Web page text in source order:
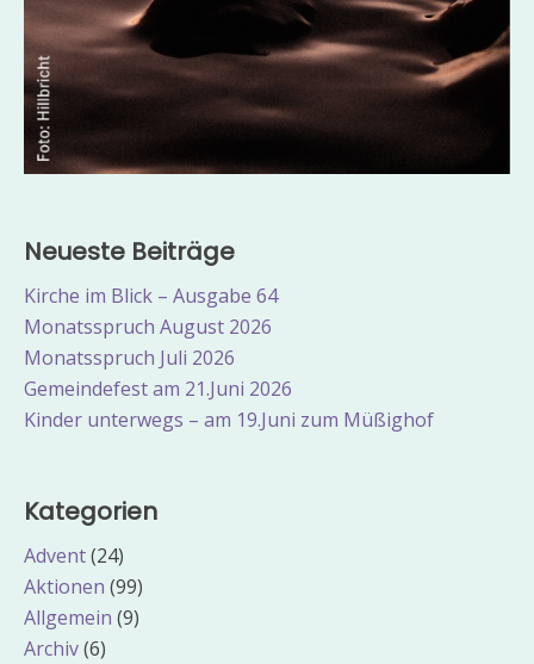
Neueste Beiträge
Kirche im Blick – Ausgabe 64
Monatsspruch August 2026
Monatsspruch Juli 2026
Gemeindefest am 21.Juni 2026
Kinder unterwegs – am 19.Juni zum Müßighof
Kategorien
Advent(24)
Aktionen (99)
Allgemein (9)
Archiv(6)